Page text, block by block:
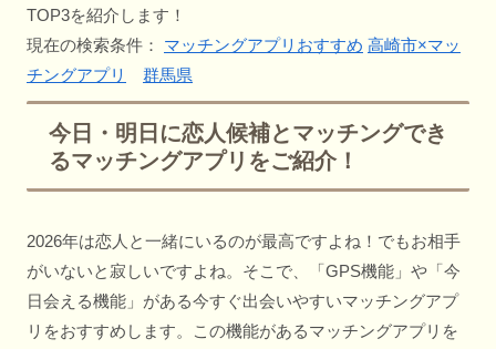
TOP3を紹介します！
現在の検索条件： マッチングアプリおすすめ 高崎市×マッ
チングアプリ
群馬県
今日・明日に恋人候補とマッチングでき
るマッチングアプリをご紹介！
2026年は恋人と一緒にいるのが最高ですよね！でもお相手
がいないと寂しいですよね。そこで、「GPS機能」や「今
日会える機能」がある今すぐ出会いやすいマッチングアプ
リをおすすめします。この機能があるマッチングアプリを